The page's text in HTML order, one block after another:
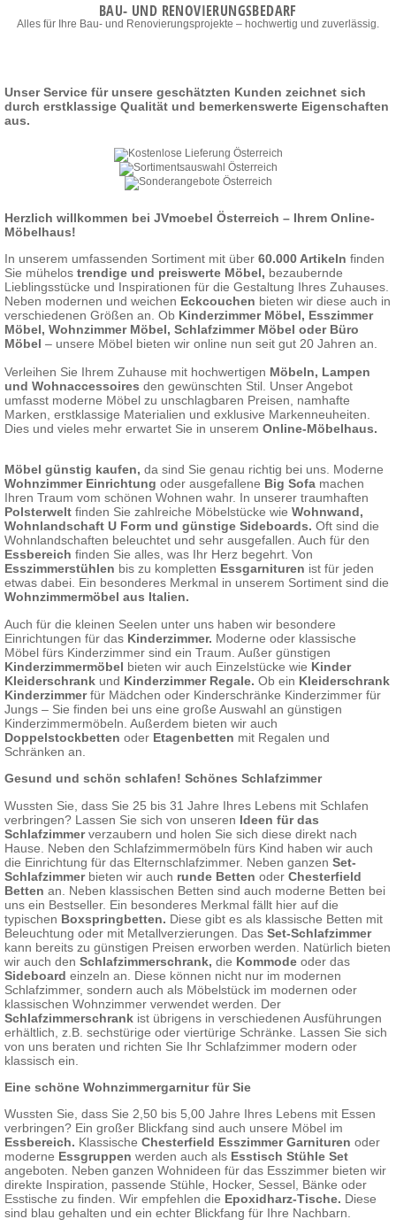
BAU- UND RENOVIERUNGSBEDARF
Alles für Ihre Bau- und Renovierungsprojekte – hochwertig und zuverlässig.
Unser Service für unsere geschätzten Kunden zeichnet sich
durch erstklassige Qualität und bemerkenswerte Eigenschaften
aus.
Herzlich willkommen bei JVmoebel Österreich – Ihrem Online-
Möbelhaus!
In unserem umfassenden Sortiment mit über 60.000 Artikeln finden
Sie mühelos trendige und preiswerte Möbel, bezaubernde
Lieblingsstücke und Inspirationen für die Gestaltung Ihres Zuhauses.
Neben modernen und weichen Eckcouchen bieten wir diese auch in
verschiedenen Größen an. Ob Kinderzimmer Möbel, Esszimmer
Möbel, Wohnzimmer Möbel, Schlafzimmer Möbel oder Büro
Möbel – unsere Möbel bieten wir online nun seit gut 20 Jahren an.
Verleihen Sie Ihrem Zuhause mit hochwertigen Möbeln, Lampen
und Wohnaccessoires den gewünschten Stil. Unser Angebot
umfasst moderne Möbel zu unschlagbaren Preisen, namhafte
Marken, erstklassige Materialien und exklusive Markenneuheiten.
Dies und vieles mehr erwartet Sie in unserem Online-Möbelhaus.
Möbel günstig kaufen, da sind Sie genau richtig bei uns. Moderne
Wohnzimmer Einrichtung oder ausgefallene Big Sofa machen
Ihren Traum vom schönen Wohnen wahr. In unserer traumhaften
Polsterwelt finden Sie zahlreiche Möbelstücke wie Wohnwand,
Wohnlandschaft U Form und günstige Sideboards. Oft sind die
Wohnlandschaften beleuchtet und sehr ausgefallen. Auch für den
Essbereich finden Sie alles, was Ihr Herz begehrt. Von
Esszimmerstühlen bis zu kompletten Essgarnituren ist für jeden
etwas dabei. Ein besonderes Merkmal in unserem Sortiment sind die
Wohnzimmermöbel aus Italien.
Auch für die kleinen Seelen unter uns haben wir besondere
Einrichtungen für das Kinderzimmer. Moderne oder klassische
Möbel fürs Kinderzimmer sind ein Traum. Außer günstigen
Kinderzimmermöbel bieten wir auch Einzelstücke wie Kinder
Kleiderschrank und Kinderzimmer Regale. Ob ein Kleiderschrank
Kinderzimmerfür Mädchen oder Kinderschränke Kinderzimmer für
Jungs – Sie finden bei uns eine große Auswahl an günstigen
Kinderzimmermöbeln. Außerdem bieten wir auch
Doppelstockbetten oder Etagenbetten mit Regalen und
Schränken an.
Gesund und schön schlafen! Schönes Schlafzimmer
Wussten Sie, dass Sie 25 bis 31 Jahre Ihres Lebens mit Schlafen
verbringen? Lassen Sie sich von unseren Ideen für das
Schlafzimmerverzaubern und holen Sie sich diese direkt nach
Hause. Neben den Schlafzimmermöbeln fürs Kind haben wir auch
die Einrichtung für das Elternschlafzimmer. Neben ganzen Set-
Schlafzimmerbieten wir auch runde Betten oder Chesterfield
Betten an. Neben klassischen Betten sind auch moderne Betten bei
uns ein Bestseller. Ein besonderes Merkmal fällt hier auf die
typischen Boxspringbetten. Diese gibt es als klassische Betten mit
Beleuchtung oder mit Metallverzierungen. Das Set-Schlafzimmer
kann bereits zu günstigen Preisen erworben werden. Natürlich bieten
wir auch den Schlafzimmerschrank, die Kommode oder das
Sideboard einzeln an. Diese können nicht nur im modernen
Schlafzimmer, sondern auch als Möbelstück im modernen oder
klassischen Wohnzimmer verwendet werden. Der
Schlafzimmerschrank ist übrigens in verschiedenen Ausführungen
erhältlich, z.B. sechstürige oder viertürige Schränke. Lassen Sie sich
von uns beraten und richten Sie Ihr Schlafzimmer modern oder
klassisch ein.
Eine schöne Wohnzimmergarnitur für Sie
Wussten Sie, dass Sie 2,50 bis 5,00 Jahre Ihres Lebens mit Essen
verbringen? Ein großer Blickfang sind auch unsere Möbel im
Essbereich. Klassische Chesterfield Esszimmer Garnituren oder
moderne Essgruppen werden auch als Esstisch Stühle Set
angeboten. Neben ganzen Wohnideen für das Esszimmer bieten wir
direkte Inspiration, passende Stühle, Hocker, Sessel, Bänke oder
Esstische zu finden. Wir empfehlen die Epoxidharz-Tische. Diese
sind blau gehalten und ein echter Blickfang für Ihre Nachbarn.